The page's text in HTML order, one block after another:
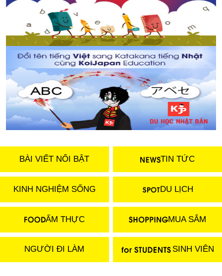
BÀI VIẾT NỔI BẬT TIN TỨC
KINH NGHIỆM SỐNG DU LỊCH
ẨM THỰC MUA SẮM
NGƯỜI ĐI LÀM SINH VIÊN